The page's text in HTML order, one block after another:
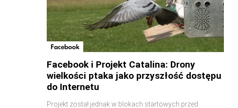
Facebook
Facebook i Projekt Catalina: Drony
wielkości ptaka jako przyszłość dostępu
do Internetu
Projekt został jednak w blokach startowych przed